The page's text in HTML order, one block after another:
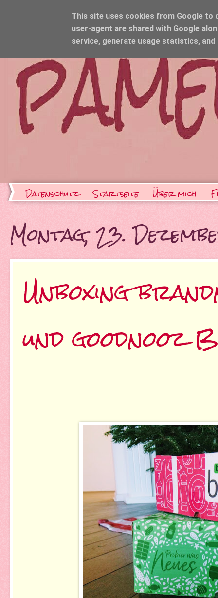
Datenschutz Startseite Über mich
Montag, 23.
Unboxing
und goodnooz
This site uses cookies from Google to
user-agent are shared with Google
service, generate usage statistics,